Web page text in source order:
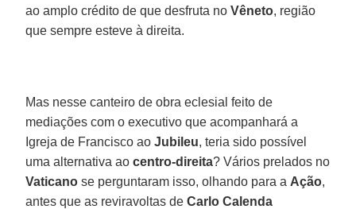
ao amplo crédito de que desfruta noVêneto, região
que sempre esteve à direita.
Mas nesse canteiro de obra eclesial feito de
mediações com o executivo que acompanhará a
Igreja de Francisco aoJubileu, teria sido possível
uma alternativa aocentro-direita? Vários prelados no
Vaticano se perguntaram isso, olhando para a Ação,
antes que as reviravoltas deCarlo Calenda